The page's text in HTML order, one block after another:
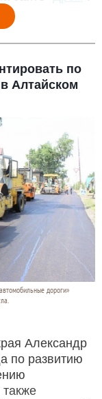
по
Алтайском
дороги»
Александр
по развитию